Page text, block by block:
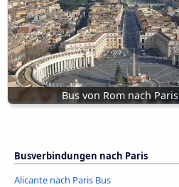
Bus von Rom nach Paris
Busverbindungen nach Paris
Alicante nach Paris Bus